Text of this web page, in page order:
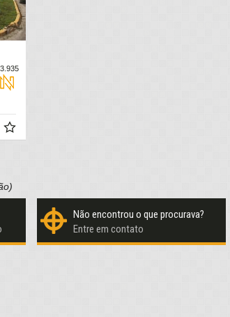
Não encontrou o que procurava?
Entre em contato